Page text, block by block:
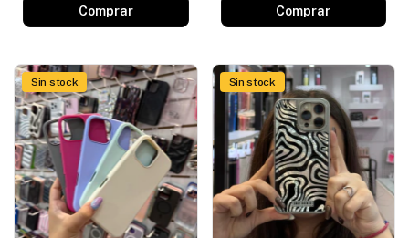
Comprar
Sin stock Sin stock